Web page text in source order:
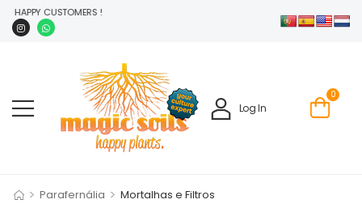
HAPPY CUSTOMERS !
Log In
0
> Parafernália > Mortalhas e Filtros